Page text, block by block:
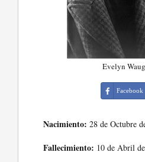
Evelyn
Facebook
Nacimiento: 28 de Octubre
Fallecimiento: 10 de Abril